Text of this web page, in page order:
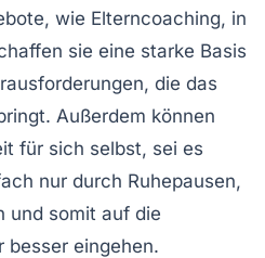
wie Elterncoaching, in
sie eine starke Basis
die das
Außerdem können
für sich selbst, sei es
nur durch Ruhepausen,
und somit auf die
besser eingehen.